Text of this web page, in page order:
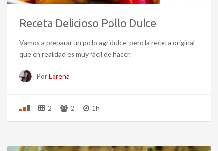
Receta Delicioso Pollo Dulce
Vamos a preparar un pollo agridulce, pero la receta original
que en realidad es muy fácil de hacer.
PorLorena
2 2 1h